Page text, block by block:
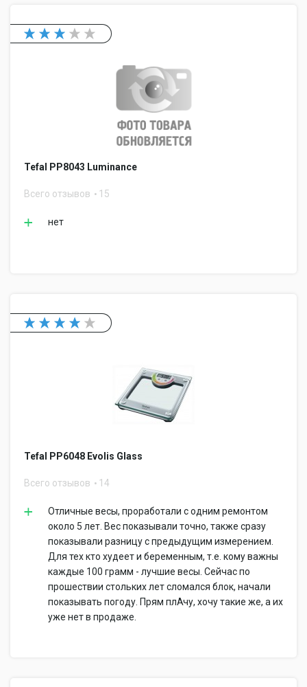
Tefal PP8043 Luminance
Всего отзывов 15
нет
Tefal PP6048 Evolis Glass
Всего отзывов 14
Отличные весы, проработали с одним ремонтом
около 5 лет. Вес показывали точно, также сразу
показывали разницу с предыдущим измерением.
Для тех кто худеет и беременным, т.е. кому важны
каждые 100 грамм - лучшие весы. Сейчас по
прошествии стольких лет сломался блок, начали
показывать погоду. Прям плАчу, хочу такие же, а их
уже нет в продаже.